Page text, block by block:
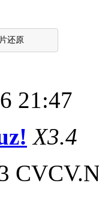
还原
21:47
X3.4